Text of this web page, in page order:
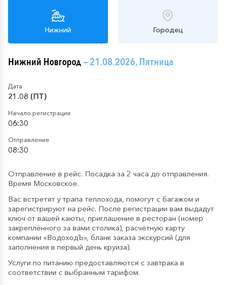
Нижний Городец
Нижний Новгород— 21.08.2026, Пятница
Дата
21.08 (ПТ)
Начало регистрации
06:30
Отправление
08:30
Отправление в рейс. Посадка за 2 часа до отправления.
Время Московское.
Вас встретят у трапа теплохода, помогут с багажом и
зарегистрируют на рейс. После регистрации вам выдадут
ключ от вашей каюты, приглашение в ресторан (номер
закреплённого за вами столика), расчётную карту
компании «ВодоходЪ», бланк заказа экскурсий (для
заполнения в первый день круиза).
Услуги по питанию предоставляются с завтрака в
соответствии с выбранным тарифом.